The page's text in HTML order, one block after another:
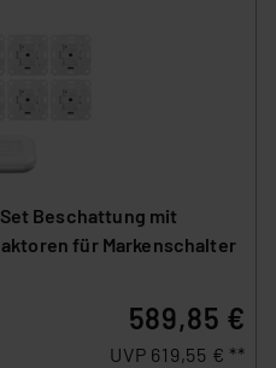
Beschattung mit
für Markenschalter
589,85 €
UVP 619,55 € **